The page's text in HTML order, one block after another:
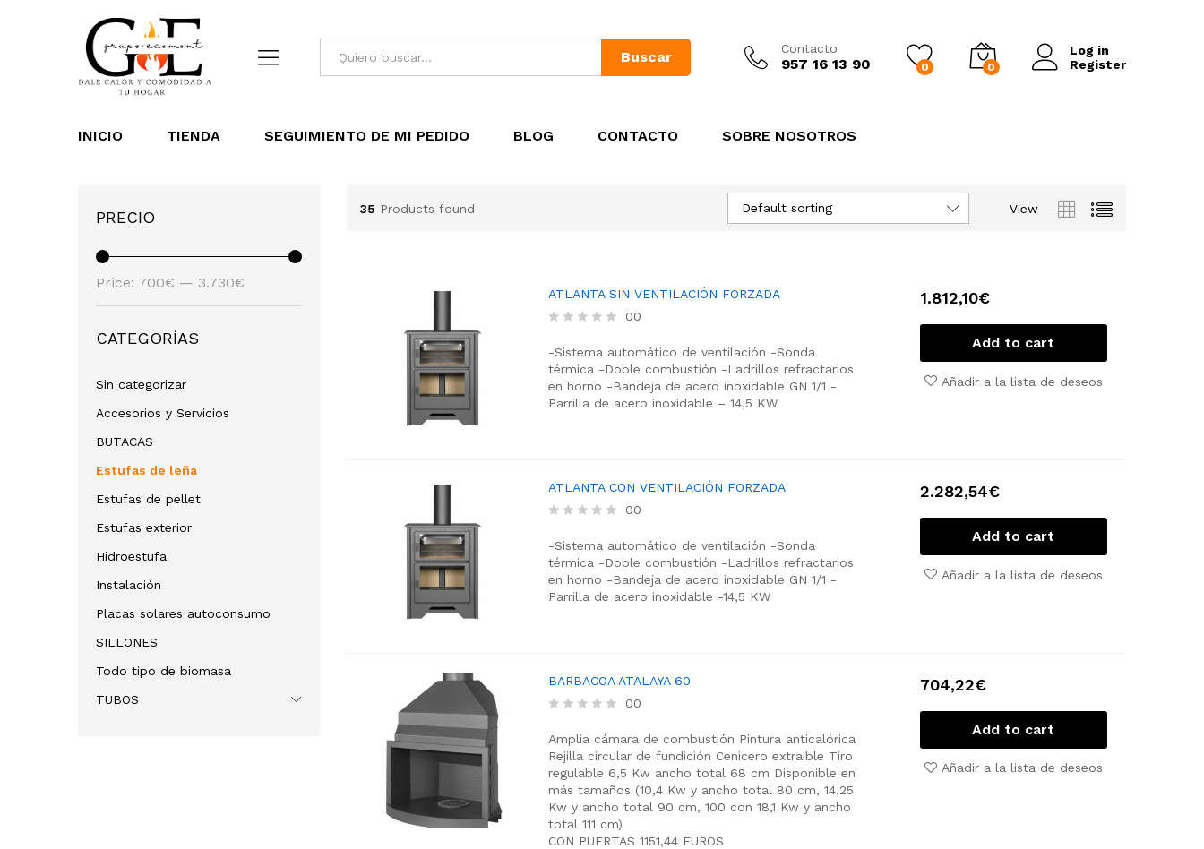
Buscar Contacto
957 16 13 90 0 0
Log in
Register
INICIO TIENDA SEGUIMIENTO DE MI PEDIDO BLOG CONTACTO SOBRE NOSOTROS
35 Products found View
Default sorting
ATLANTA SIN VENTILACIÓN FORZADA
a
t
d
0
f
5
00
-Sistema automático de ventilación -Sonda
térmica -Doble combustión -Ladrillos refractarios
en horno -Bandeja de acero inoxidable GN 1/1 -
Parrilla de acero inoxidable – 14,5 KW
1.812,10€
Add to cart
Añadir a la lista de deseos
ATLANTA CON VENTILACIÓN FORZADA
a
t
d
0
f
5
00
-Sistema automático de ventilación -Sonda
térmica -Doble combustión -Ladrillos refractarios
en horno -Bandeja de acero inoxidable GN 1/1 -
Parrilla de acero inoxidable -14,5 KW
2.282,54€
Add to cart
Añadir a la lista de deseos
BARBACOA ATALAYA 60
a
t
d
0
o
u
t
00
Amplia cámara de combustión Pintura anticalórica
Rejilla circular de fundición Cenicero extraible Tiro
regulable 6,5 Kwancho total 68 cm Disponible en
más tamaños (10,4 Kw y ancho total 80 cm, 14,25
Kw y ancho total 90 cm, 100 con 18,1 Kw y ancho
total 111 cm)
CON PUERTAS 1151,44 EUROS
704,22€
Add to cart
Añadir a la lista de deseos
PRECIO
Price: 700€ — 3.730€
CATEGORÍAS
Sin categorizar
Accesorios y Servicios
BUTACAS
Estufas de leña
Estufas de pellet
Estufas exterior
Hidroestufa
Instalación
Placas solares autoconsumo
SILLONES
Todo tipo de biomasa
TUBOS